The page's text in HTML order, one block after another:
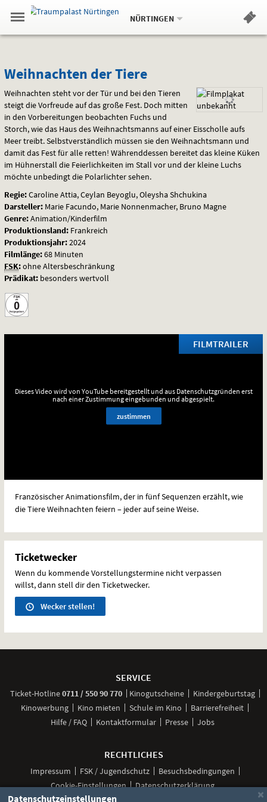
Springe
zum
,zum
.
Navigation
Gehe
zur
Standortauswahl
Standort:
NÜRTINGEN.
Hinweis
Weihnachten
der
Tiere
Weihnachten der Tiere
Weihnachten steht vor der Tür und bei den Tieren
steigt die Vorfreude auf das große Fest. Doch mitten
in den Vorbereitungen beobachten Fuchs und
Storch, wie das Haus des Weihnachtsmanns auf einer Eisscholle aufs
Meer treibt. Selbstverständlich müssen sie den Weihnachtsmann und
damit das Fest für alle retten! Währenddessen bereitet das kleine Küken
im Hühnerstall die Feierlichkeiten im Stall vor und der kleine Luchs
möchte unbedingt die Polarlichter sehen.
Regie:Caroline Attia, Ceylan Beyoglu, Oleysha Shchukina
Darsteller: Marie Facundo, Marie Nonnenmacher, Bruno Magne
Genre:Animation/Kinderfilm
Produktionsland: Frankreich
Produktionsjahr:2024
Filmlänge:68 Minuten
FSK:ohne Altersbeschränkung
Prädikat: besonders wertvoll
FILMTRAILER
Dieses Video wird von YouTube bereitgestellt und aus Datenschutzgründen erst
nach einer Zustimmung eingebunden und abgespielt.
zustimmen
Französischer Animationsfilm, der in fünf Sequenzen erzählt, wie
die Tiere Weihnachten feiern – jeder auf seine Weise.
Ticketwecker
Wenn du kommende Vorstellungstermine nicht verpassen
willst, dann stell dir den Ticketwecker.
Wecker stellen!
SERVICE
Ticket-Hotline0711 / 550 90 770anrufen
Kinogutscheine
Kindergeburtstag
Kinowerbung
Kino mieten Schule im Kino
Barrierefreiheit
Hilfe / FAQ
Kontaktformular Presse Jobs
RECHTLICHES
Impressum FSK / Jugendschutz
Besuchsbedingungen
Cookie-Einstellungen
Datenschutzerklärung
×
Datenschutzeinstellungen